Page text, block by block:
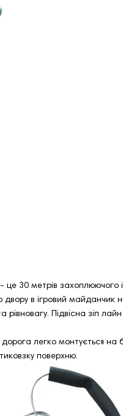
це 30 метрів захоплюючого
двору в ігровий майданчик
рівновагу. Підвісна зіп
легко монтується на
поверхню.